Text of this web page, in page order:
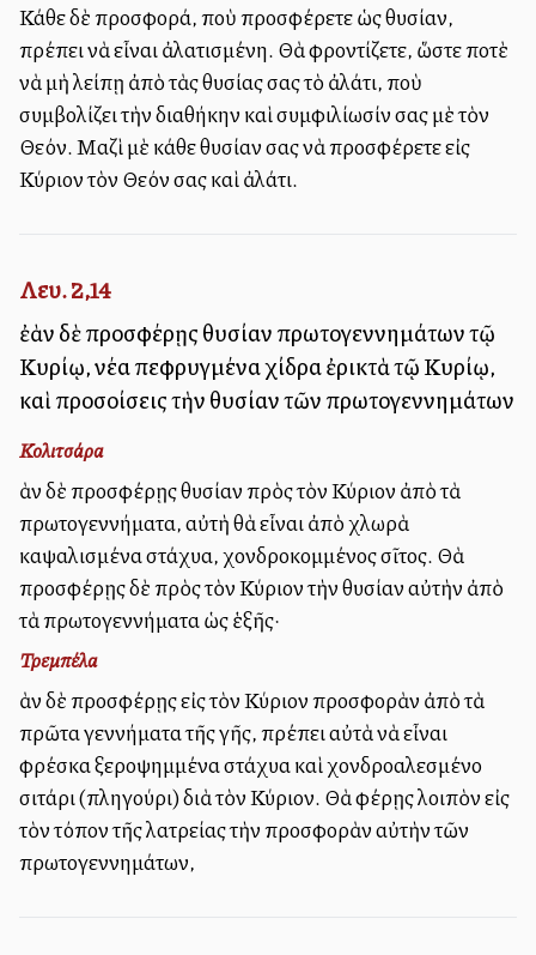
Κάθε δὲ προσφορά, ποὺ προσφέρετε ὡς θυσίαν,
πρέπει νὰ εἶναι ἀλατισμένη. Θὰ φροντίζετε, ὥστε ποτὲ
νὰ μὴ λείπῃ ἀπὸ τὰς θυσίας σας τὸ ἀλάτι, ποὺ
συμβολίζει τὴν διαθήκην καὶ συμφιλίωσίν σας μὲ τὸν
Θεόν. Μαζὶ μὲ κάθε θυσίαν σας νὰ προσφέρετε εἰς
Κύριον τὸν Θεόν σας καὶ ἀλάτι.
Λευ. 2,14
ἐὰν δὲ προσφέρῃς θυσίαν πρωτογεννημάτων τῷ
Κυρίῳ, νέα πεφρυγμένα χίδρα ἐρικτὰ τῷ Κυρίῳ,
καὶ προσοίσεις τὴν θυσίαν τῶν πρωτογεννημάτων
Κολιτσάρα
Ἐὰν δὲ προσφέρῃς θυσίαν πρὸς τὸν Κύριον ἀπὸ τὰ
πρωτογεννήματα, αὐτὴ θὰ εἶναι ἀπὸ χλωρὰ
καψαλισμένα στάχυα, χονδροκομμένος σῖτος. Θὰ
προσφέρῃς δὲ πρὸς τὸν Κύριον τὴν θυσίαν αὐτὴν ἀπὸ
τὰ πρωτογεννήματα ὡς ἑξῆς·
Τρεμπέλα
Ἐὰν δὲ προσφέρῃς εἰς τὸν Κύριον προσφορὰν ἀπὸ τὰ
πρῶτα γεννήματα τῆς γῆς, πρέπει αὐτὰ νὰ εἶναι
φρέσκα ξεροψημμένα στάχυα καὶ χονδροαλεσμένο
σιτάρι (πληγούρι) διὰ τὸν Κύριον. Θὰ φέρῃς λοιπὸν εἰς
τὸν τόπον τῆς λατρείας τὴν προσφορὰν αὐτὴν τῶν
πρωτογεννημάτων,